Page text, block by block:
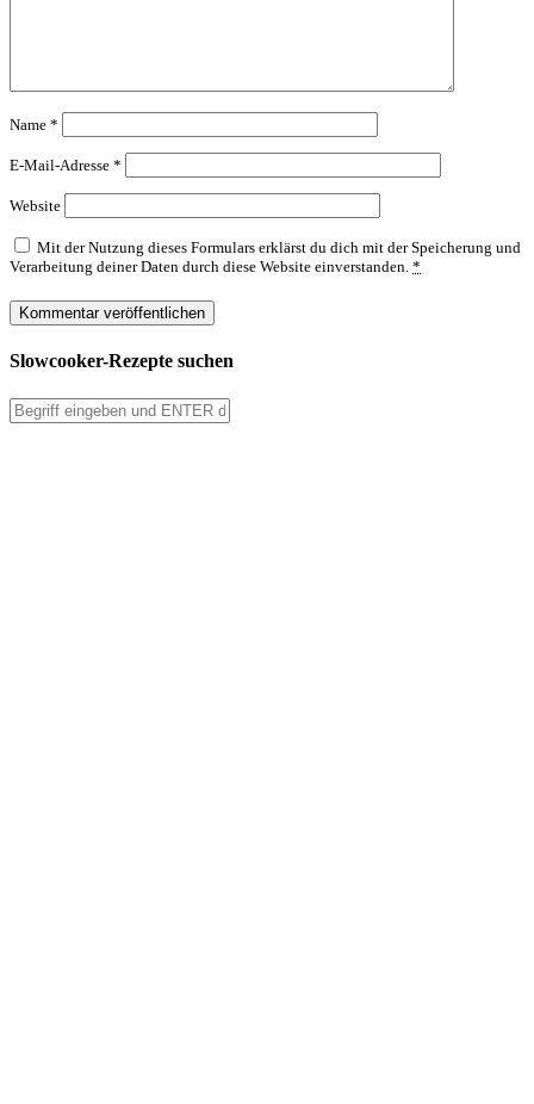
Name *
E-Mail-Adresse *
Website
Mit der Nutzung dieses Formulars erklärst du dich mit der Speicherung und
Verarbeitung deiner Daten durch diese Website einverstanden. *
Slowcooker-Rezepte suchen